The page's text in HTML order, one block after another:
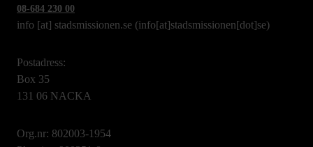
08-684 230 00
info [at] stadsmissionen.se (info[at]stadsmissionen[dot]se)
Postadress:
Box 35
131 06 NACKA
Org.nr: 802003-1954